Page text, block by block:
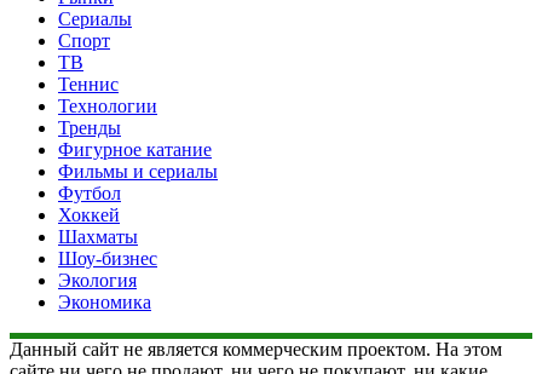
Сериалы
Спорт
ТВ
Теннис
Технологии
Тренды
Фигурное катание
Фильмы и сериалы
Футбол
Хоккей
Шахматы
Шоу-бизнес
Экология
Экономика
Данный сайт не является коммерческим проектом. На этом